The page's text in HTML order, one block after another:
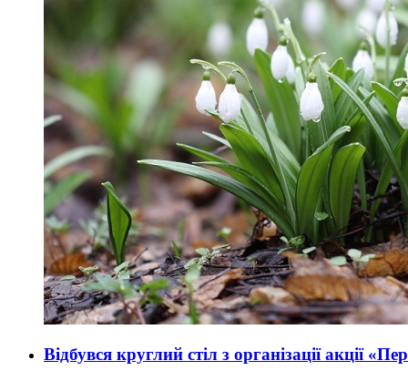
Відбувся круглий стіл з організації акції